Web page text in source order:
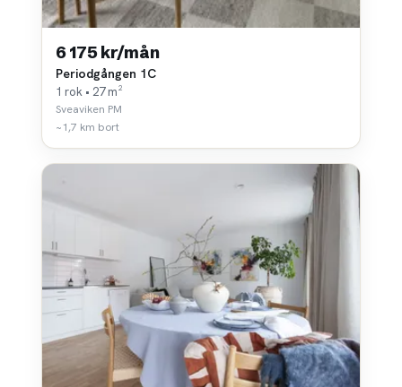
6 175 kr/mån
Periodgången 1C
1 rok • 27 m²
Sveaviken PM
~1,7 km bort